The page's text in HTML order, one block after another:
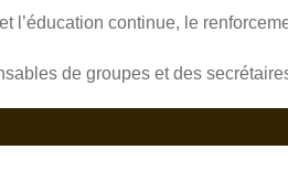
l’éducation continue, le
de groupes et des